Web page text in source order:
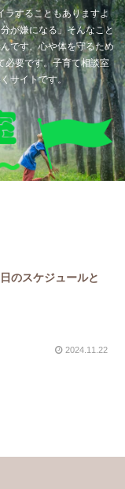
ラすることもありますよ
が嫌になる」そんなこと
です。心や体を守るため
必要です。子育て相談室
サイトです。
のスケジュールと
2024.11.22